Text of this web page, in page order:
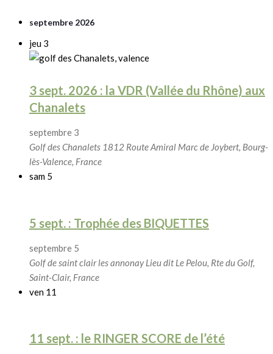
septembre 2026
jeu 3
3 sept. 2026 : la VDR (Vallée du Rhône) aux
Chanalets
septembre 3
Golf des Chanalets 1812 Route Amiral Marc de Joybert, Bourg-
lès-Valence, France
sam 5
5 sept. : Trophée des BIQUETTES
septembre 5
Golf de saint clair les annonayLieu dit Le Pelou, Rte du Golf,
Saint-Clair, France
ven 11
11 sept. : le RINGER SCORE de l’été